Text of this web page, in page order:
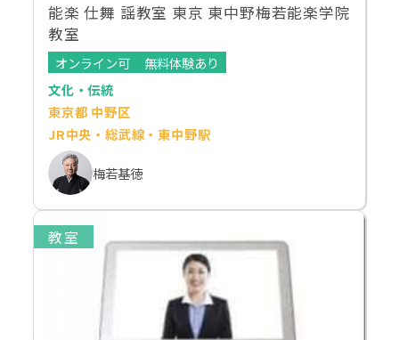
能楽 仕舞 謡教室 東京 東中野梅若能楽学院
教室
オンライン可
無料体験あり
文化・伝統
東京都 中野区
JR中央・総武線・東中野駅
梅若基徳
教室